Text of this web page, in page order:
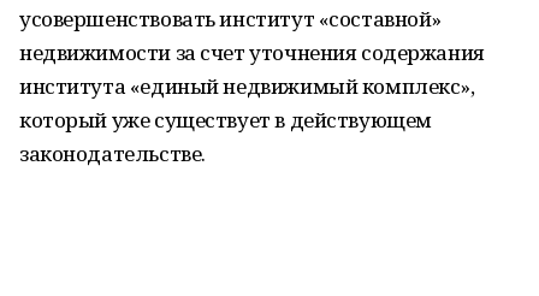
усовершенствовать институт «составной»
недвижимости за счет уточнения содержания
института «единый недвижимый комплекс»,
который уже существует в действующем
законодательстве.